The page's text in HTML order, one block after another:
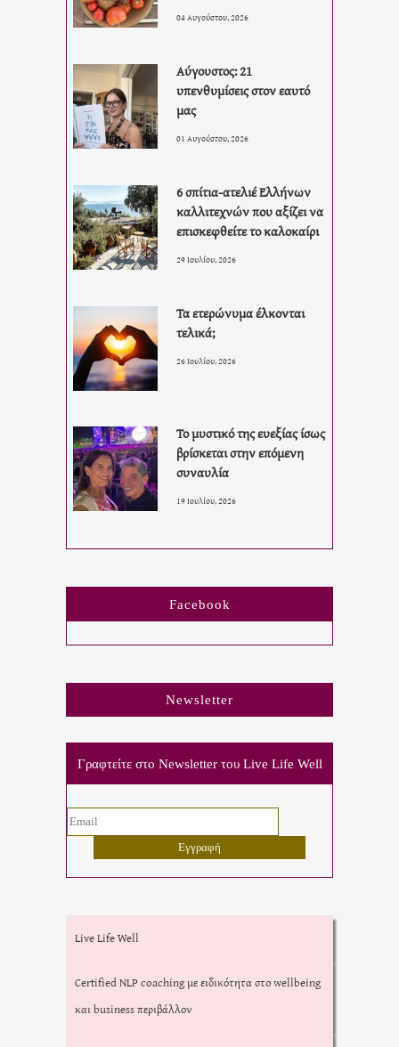
04 Αυγούστου, 2026
Αύγουστος: 21
υπενθυμίσεις στον εαυτό
μας
01 Αυγούστου, 2026
6 σπίτια-ατελιέ Ελλήνων
καλλιτεχνών που αξίζει να
επισκεφθείτε το καλοκαίρι
29 Ιουλίου, 2026
Τα ετερώνυμα έλκονται
τελικά;
26 Ιουλίου, 2026
Το μυστικό της ευεξίας ίσως
βρίσκεται στην επόμενη
συναυλία
19 Ιουλίου, 2026
Facebook
Newsletter
Γραφτείτε στο Newsletter του Live Life Well
Live Life Well
Certified NLP coaching με ειδικότητα στο wellbeing
και business περιβάλλον